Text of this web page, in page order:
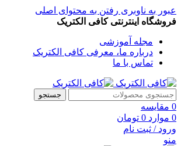
عبور به ناوبری رفتن به محتوای اصلی
فروشگاه اینترنتی کافی الکتریک
مجله آموزشی
درباره ما، معرفی کافی الکتریک
تماس با ما
جستجو
0 مقایسه
0 موارد 0 تومان
ورود / ثبت نام
منو